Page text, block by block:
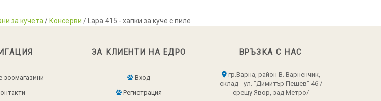
за кучета / Консерви / Lapa 415 - хапки за куче с пиле
ЗА КЛИЕНТИ НА ЕДРО
Вход
Регистрация
ВРЪЗКА С НАС
гр.Варна, район В. Варненчик,
склад - ул. "Димитър Пешев" 46 /
срещу Явор, зад Метро/